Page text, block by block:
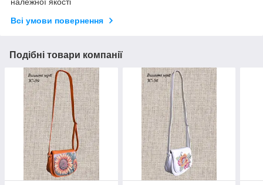
Всі умови повернення
Подібні товари компанії